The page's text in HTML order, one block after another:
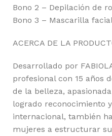
Bono 2 – Depilación de
Bono 3 – Mascarilla
ACERCA DE LA
Desarrollado por
profesional con 15 años
de la belleza,
logrado reconocimiento
internacional, también
mujeres a estructurar